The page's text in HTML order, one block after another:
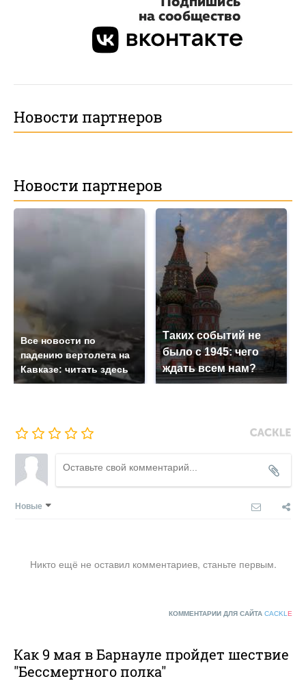
Новости партнеров
Новости партнеров
Все новости по
падению вертолета на
Кавказе: читать здесь
Таких событий не
было с 1945: чего
ждать всем нам?
Новые
Никто ещё не оставил комментариев, станьте первым.
КОММЕНТАРИИ ДЛЯ САЙТА CACKL E
Как 9 мая в Барнауле пройдет шествие
"Бессмертного полка"